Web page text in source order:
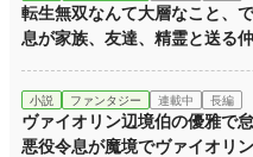
転生無双なんて大層なこと、
息が家族、友達、精霊と送る
小説 ファンタジー 連載中 長編
ヴァイオリン辺境伯の優雅で
悪役令息が魔境でヴァイオリ